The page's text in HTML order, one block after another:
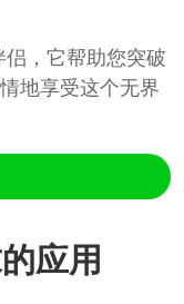
，它帮助您突破
地享受这个无界
应用